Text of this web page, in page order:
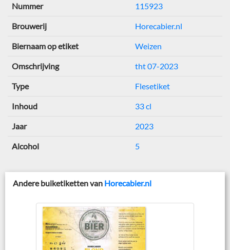
Nummer
115923
Brouwerij Horecabier.nl
Biernaam op etiket Weizen
Omschrijving tht 07-2023
Type Flesetiket
Inhoud 33 cl
Jaar 2023
Alcohol 5
Andere buiketiketten van Horecabier.nl